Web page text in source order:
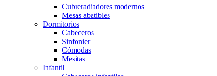
Cubreradiadores modernos
Mesas abatibles
Dormitorios
Cabeceros
Sinfonier
Cómodas
Mesitas
Infantil